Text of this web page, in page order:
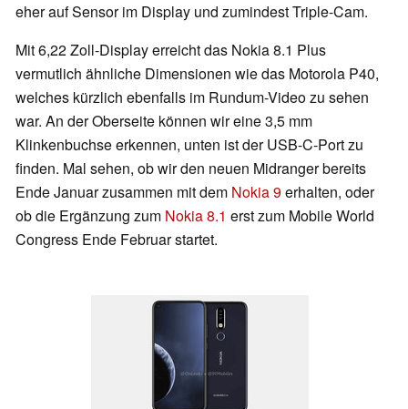
eher auf Sensor im Display und zumindest Triple-Cam.
Mit 6,22 Zoll-Display erreicht das Nokia 8.1 Plus
vermutlich ähnliche Dimensionen wie das Motorola P40,
welches kürzlich ebenfalls im Rundum-Video zu sehen
war. An der Oberseite können wir eine 3,5 mm
Klinkenbuchse erkennen, unten ist der USB-C-Port zu
finden. Mal sehen, ob wir den neuen Midranger bereits
Ende Januar zusammen mit dem Nokia 9erhalten, oder
ob die Ergänzung zum Nokia 8.1 erst zum Mobile World
Congress Ende Februar startet.